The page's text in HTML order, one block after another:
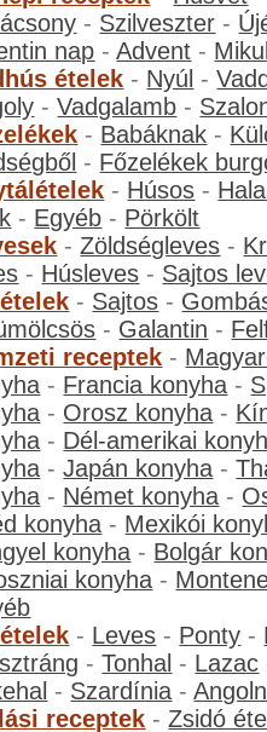
- Szilveszter -
nap -Advent -
ételek - Nyúl -
-Vadgalamb -
- Babáknak -
- Főzelékek
- Húsos -
- Egyéb - Pörkölt
-Zöldségleves -
- Húsleves - Sajtos
- Sajtos -
- Galantin -
receptek -
- Francia konyha -
- Orosz konyha -
- Dél-amerikai
-Japán konyha -
- Német konyha -
konyha - Mexikói
konyha - Bolgár
konyha -
- Leves - Ponty -
-Tonhal - Lazac
- Szardínia -
receptek -Zsidó